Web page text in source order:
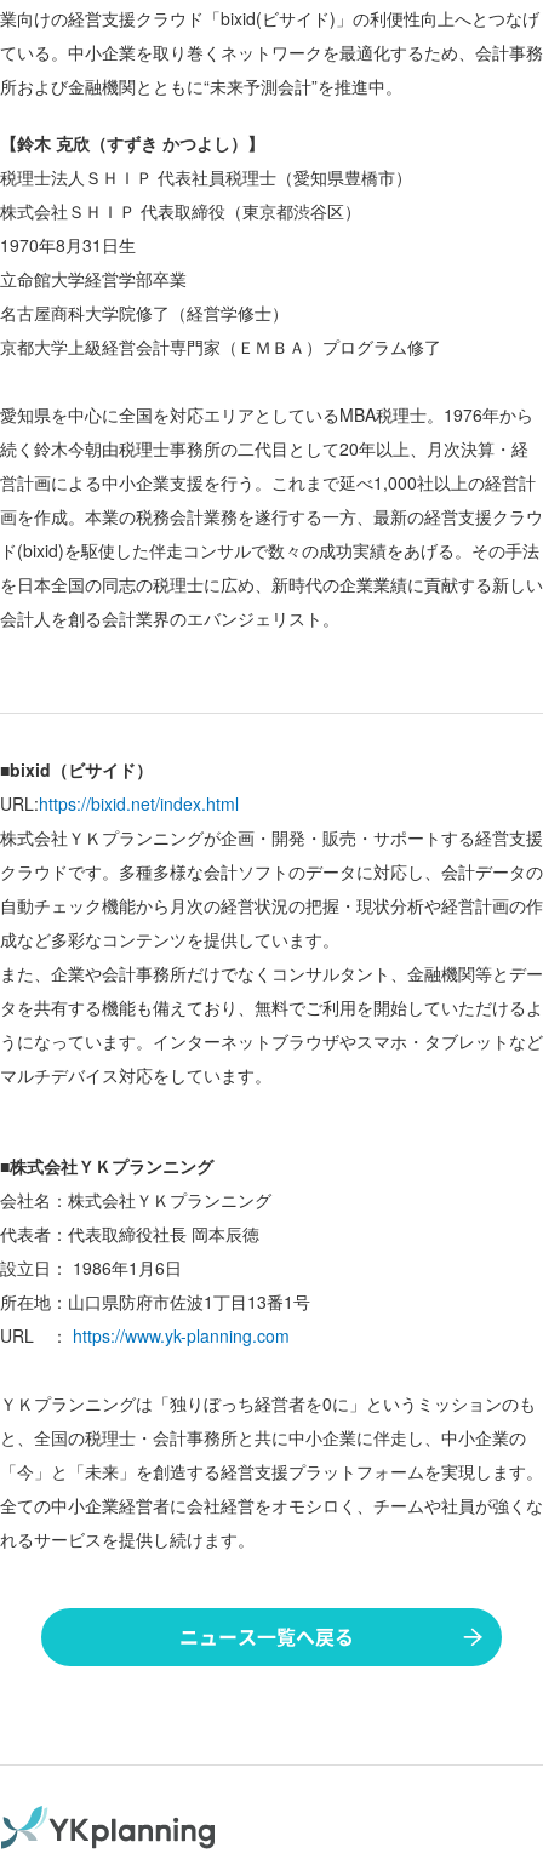
業向けの経営支援クラウド「bixid(ビサイド)」の利便性向上へとつなげ
ている。中小企業を取り巻くネットワークを最適化するため、会計事務
所および金融機関とともに“未来予測会計”を推進中。
【鈴木 克欣（すずき かつよし）】
税理士法人ＳＨＩＰ 代表社員税理士（愛知県豊橋市）
株式会社ＳＨＩＰ 代表取締役（東京都渋谷区）
1970年8月31日生
立命館大学経営学部卒業
名古屋商科大学院修了（経営学修士）
京都大学上級経営会計専門家（ＥＭＢＡ）プログラム修了
愛知県を中心に全国を対応エリアとしているMBA税理士。1976年から
続く鈴木今朝由税理士事務所の二代目として20年以上、月次決算・経
営計画による中小企業支援を行う。これまで延べ1,000社以上の経営計
画を作成。本業の税務会計業務を遂行する一方、最新の経営支援クラウ
ド(bixid)を駆使した伴走コンサルで数々の成功実績をあげる。その手法
を日本全国の同志の税理士に広め、新時代の企業業績に貢献する新しい
会計人を創る会計業界のエバンジェリスト。
■bixid（ビサイド）
URL:https://bixid.net/index.html
株式会社ＹＫプランニングが企画・開発・販売・サポートする経営支援
クラウドです。多種多様な会計ソフトのデータに対応し、会計データの
自動チェック機能から月次の経営状況の把握・現状分析や経営計画の作
成など多彩なコンテンツを提供しています。
また、企業や会計事務所だけでなくコンサルタント、金融機関等とデー
タを共有する機能も備えており、無料でご利用を開始していただけるよ
うになっています。インターネットブラウザやスマホ・タブレットなど
マルチデバイス対応をしています。
■株式会社ＹＫプランニング
会社名：株式会社ＹＫプランニング
代表者：代表取締役社長 岡本辰徳
設立日： 1986年1月6日
所在地：山口県防府市佐波1丁目13番1号
URL ： https://www.yk-planning.com
ＹＫプランニングは「独りぼっち経営者を0に」というミッションのも
と、全国の税理士・会計事務所と共に中小企業に伴走し、中小企業の
「今」と「未来」を創造する経営支援プラットフォームを実現します。
全ての中小企業経営者に会社経営をオモシロく、チームや社員が強くな
れるサービスを提供し続けます。
ニュース一覧へ戻る